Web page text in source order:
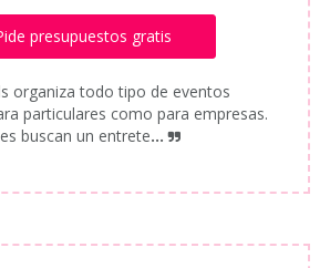
presupuestos gratis
organiza todo tipo de eventos
particulares como para empresas.
buscan un entrete...